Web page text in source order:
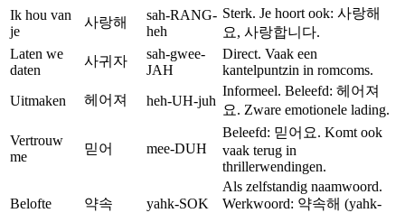
Ik hou van
je
사랑해
sah-RANG-
heh
Sterk. Je hoort ook: 사랑해
요, 사랑합니다.
Laten we
daten
사귀자
sah-gwee-
JAH
Direct. Vaak een
kantelpuntzin in romcoms.
Uitmaken
헤어져 heh-UH-juh
Informeel. Beleefd: 헤어져
요. Zware emotionele lading.
Vertrouw
me
믿어 mee-DUH
Beleefd: 믿어요. Komt ook
vaak terug in
thrillerwendingen.
Belofte 약속 yahk-SOK
Als zelfstandig naamwoord.
Werkwoord: 약속해 (yahk-